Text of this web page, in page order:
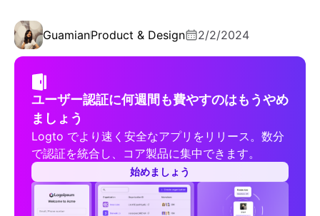
GuamianProduct & Design 2/2/2024
ユーザー認証に何週間も費やすのはもうやめ
ましょう
Logto でより速く安全なアプリをリリース。数分
で認証を統合し、コア製品に集中できます。
始めましょう